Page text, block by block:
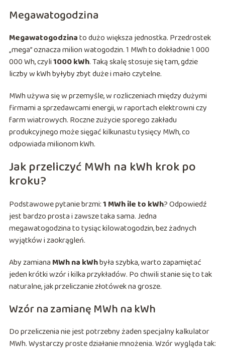
Megawatogodzina
Megawatogodzinato dużo większa jednostka. Przedrostek
„mega” oznacza milion watogodzin. 1 MWh to dokładnie 1 000
000 Wh, czyli1000 kWh. Taką skalę stosuje się tam, gdzie
liczby w kWh byłyby zbyt duże i mało czytelne.
MWh używa się w przemyśle, w rozliczeniach między dużymi
firmami a sprzedawcami energii, w raportach elektrowni czy
farm wiatrowych. Roczne zużycie sporego zakładu
produkcyjnego może sięgać kilkunastu tysięcy MWh, co
odpowiada milionom kWh.
Jak przeliczyć MWh na kWh krok po
kroku?
Podstawowe pytanie brzmi:1 MWh ile to kWh? Odpowiedź
jest bardzo prosta i zawsze taka sama. Jedna
megawatogodzina to tysiąc kilowatogodzin, bez żadnych
wyjątków i zaokrągleń.
Aby zamiana MWh na kWhbyła szybka, warto zapamiętać
jeden krótki wzór i kilka przykładów. Po chwili stanie się to tak
naturalne, jak przeliczanie złotówek na grosze.
Wzór na zamianę MWh na kWh
Do przeliczenia nie jest potrzebny żaden specjalny kalkulator
MWh. Wystarczy proste działanie mnożenia. Wzór wygląda tak: